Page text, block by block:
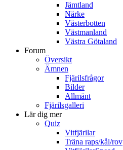
Jämtland
Närke
Västerbotten
Västmanland
Västra Götaland
Forum
Översikt
Ämnen
Fjärilsfrågor
Bilder
Allmänt
Fjärilsgalleri
Lär dig mer
Quiz
Vitfjärilar
Träna raps/kål/rov